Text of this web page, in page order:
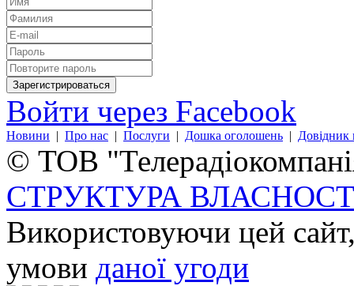
Войти через Facebook
Новини | Про нас | Послуги | Дошка оголошень | Довідник
© ТОВ
СТРУКТУРА
Використовуючи цей
умови даної угоди